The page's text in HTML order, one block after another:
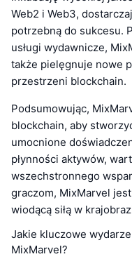
Web2 i Web3,
potrzebną do sukcesu.
usługi wydawnicze,
także pielęgnuje nowe
przestrzeni blockchain.
Podsumowując,
blockchain, aby
umocnione
płynności aktywów,
wszechstronnego
graczom, MixMarvel
wiodącą siłą w
Jakie kluczowe
MixMarvel?